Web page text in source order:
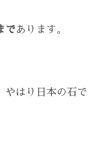
であります。
やはり日本の石で